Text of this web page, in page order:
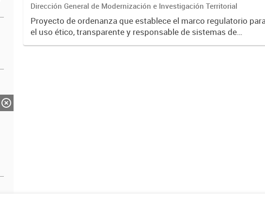
Dirección General de Modernización e Investigación Territorial
Proyecto de ordenanza que establece el marco regulatorio
el uso ético, transparente y responsable de sistemas de
Inteligencia Artificial en la administración pública municipal.